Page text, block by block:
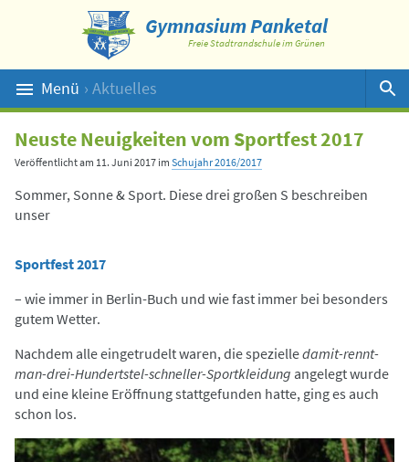
Gymnasium Panketal
Freie Stadtrandschule im Grünen
Menü › Aktuelles
Suche
Neuste Neuigkeiten vom Sportfest 2017
Veröffentlicht am 11. Juni 2017 im Schujahr 2016/2017
Sommer, Sonne & Sport. Diese drei großen S beschreiben
unser
Sportfest 2017
– wie immer in Berlin-Buch und wie fast immer bei besonders
gutem Wetter.
Nachdem alle eingetrudelt waren, die spezielledamit-rennt-
man-drei-Hundertstel-schneller-Sportkleidung angelegt wurde
und eine kleine Eröffnung stattgefunden hatte, ging es auch
schon los.